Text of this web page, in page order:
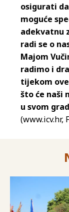
osigurati
moguće
adekvatnu
radi se o
Majom
radimo i
tijekom
što će naši
u svom
(www.icv.hr,